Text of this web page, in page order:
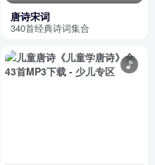
唐诗宋词
340首经典诗词集合